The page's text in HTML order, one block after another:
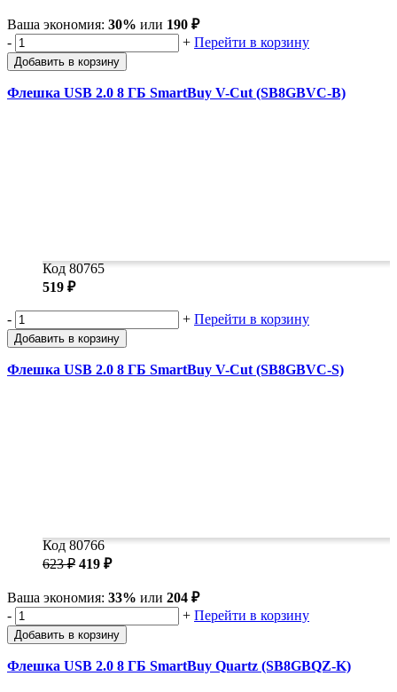
Ваша экономия: 30% или 190 ₽
-
+ Перейти в корзину
Добавить в корзину
Флешка USB 2.0 8 ГБ SmartBuy V-Cut (SB8GBVC-B)
Код 80765
519 ₽
- + Перейти в корзину
Добавить в корзину
Флешка USB 2.0 8 ГБ SmartBuy V-Cut (SB8GBVC-S)
Код 80766
623 ₽ 419 ₽
Ваша экономия: 33% или 204 ₽
-
+ Перейти в корзину
Добавить в корзину
Флешка USB 2.0 8 ГБ SmartBuy Quartz (SB8GBQZ-K)